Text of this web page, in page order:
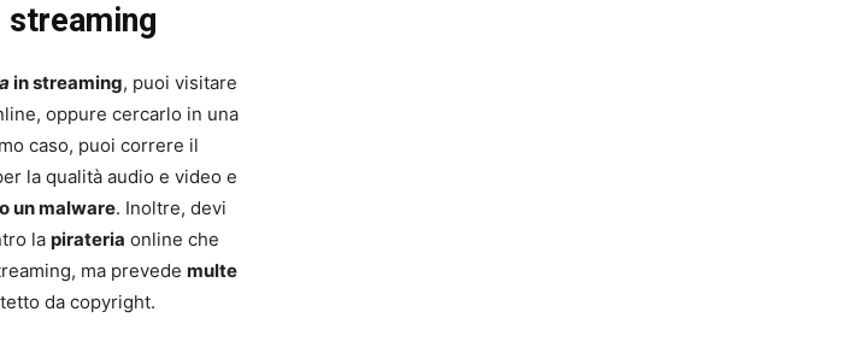
streaming
in streaming, puoi visitare
oppure cercarlo in una
caso, puoi correre il
la qualità audio e video e
un malware. Inoltre, devi
la pirateria online che
ma prevede multe
da copyright.